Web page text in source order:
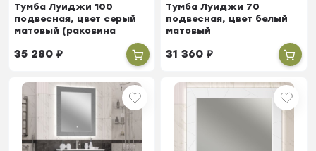
Тумба Луиджи 100
подвесная, цвет серый
матовый (раковина
35 280₽
Тумба Луиджи 70
подвесная, цвет белый
матовый
31 360₽